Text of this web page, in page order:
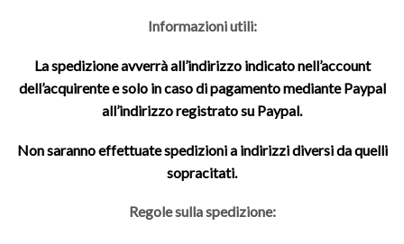
Informazioni utili:
La spedizione avverrà all’indirizzo indicato nell’account
dell’acquirente e solo in caso di pagamento mediante Paypal
all’indirizzo registrato su Paypal.
Non saranno effettuate spedizioni a indirizzi diversi da quelli
sopracitati.
Regole sulla spedizione: